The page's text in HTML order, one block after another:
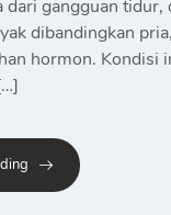
dari gangguan tidur,
dibandingkan
hormon. Kondisi